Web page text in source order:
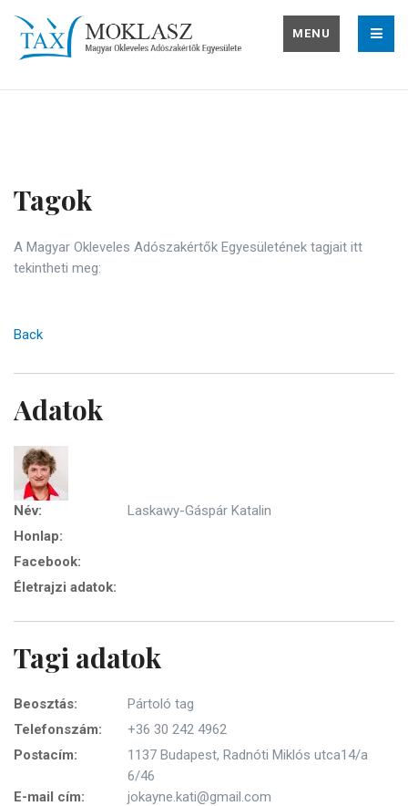
MENU
Tagok
A Magyar Okleveles Adószakértők Egyesületének tagjait itt
tekintheti meg:
Back
Adatok
Név:
Laskawy-Gáspár Katalin
Honlap:
Facebook:
Életrajzi adatok:
Tagi adatok
Beosztás:
Pártoló tag
Telefonszám:
+36 30 242 4962
Postacím:
1137 Budapest, Radnóti Miklós utca14/a
6/46
E-mail cím:
jokayne.kati@gmail.com